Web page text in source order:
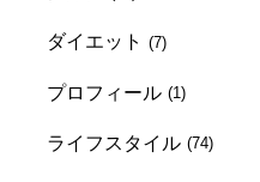
ダイエット (7)
プロフィール (1)
ライフスタイル (74)